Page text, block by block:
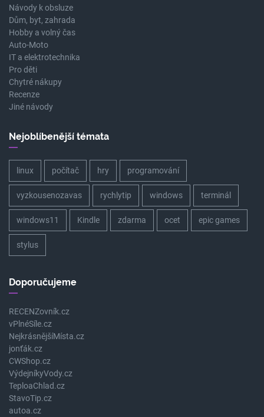
Návody k obsluze
Dům, byt, zahrada
Hobby a volný čas
Auto-Moto
IT a elektrotechnika
Pro děti
Chytré nákupy
Recenze
Jiné návody
Nejoblíbenější témata
linux počítač hry programování
vyzkousenozavas rychlytip windows terminál
windows11 Kindle zdarma ocet epic games
stylus
Doporučujeme
RECENZovník.cz
vPlnéSíle.cz
NejkrásnějšíMísta.cz
jonťák.cz
CWShop.cz
VýdejníkyVody.cz
TeploaChlad.cz
StavoTip.cz
autoa.cz